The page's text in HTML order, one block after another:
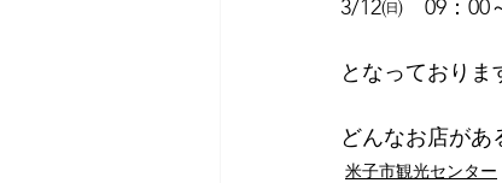
3/12㈰　09：00
となっており
どんなお店が
米子市観光センター